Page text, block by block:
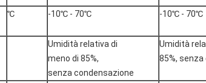
℃ -10℃ - 70℃ -10℃ - 70℃
Umidità relativa di
meno di 85%,
senza condensazione
Umidità
85%,